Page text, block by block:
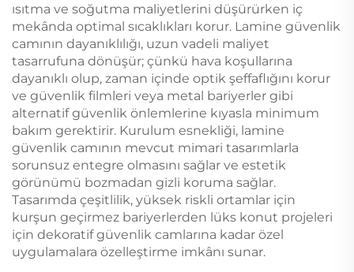
ısıtma ve soğutma maliyetlerini düşürürken iç
mekânda optimal sıcaklıkları korur. Lamine güvenlik
camının dayanıklılığı, uzun vadeli maliyet
tasarrufuna dönüşür; çünkü hava koşullarına
dayanıklı olup, zaman içinde optik şeffaflığını korur
ve güvenlik filmleri veya metal bariyerler gibi
alternatif güvenlik önlemlerine kıyasla minimum
bakım gerektirir. Kurulum esnekliği, lamine
güvenlik camının mevcut mimari tasarımlarla
sorunsuz entegre olmasını sağlar ve estetik
görünümü bozmadan gizli koruma sağlar.
Tasarımda çeşitlilik, yüksek riskli ortamlar için
kurşun geçirmez bariyerlerden lüks konut projeleri
için dekoratif güvenlik camlarına kadar özel
uygulamalara özelleştirme imkânı sunar.